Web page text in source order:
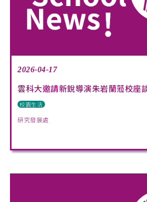
2026-04-17
雲科大邀請新銳導演朱岩蘭蒞校
校園生活
研究發展處